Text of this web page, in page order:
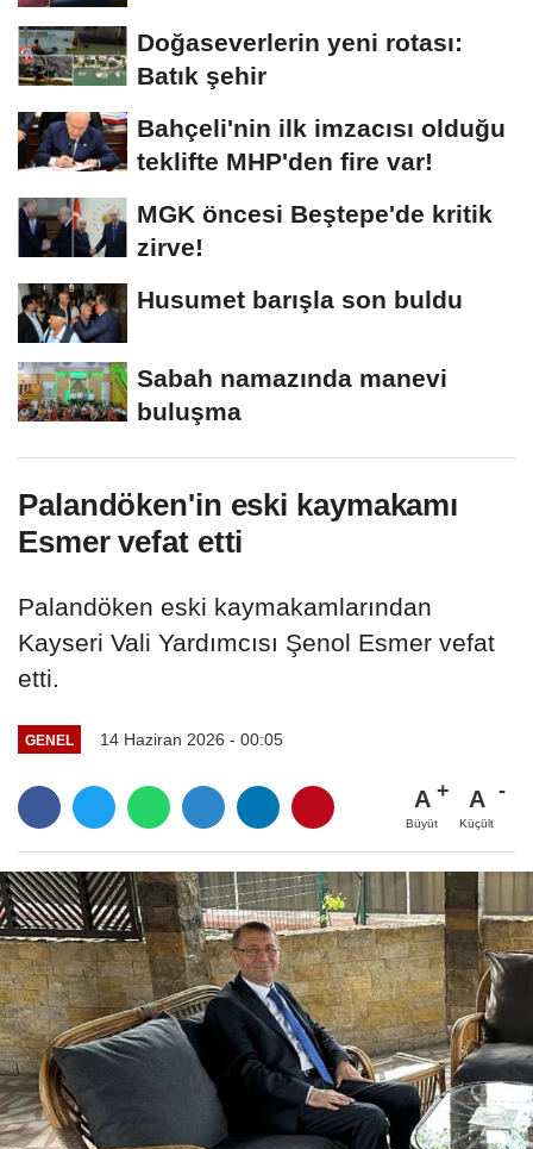
Doğaseverlerin yeni rotası:
Batık şehir
Bahçeli'nin ilk imzacısı olduğu
teklifte MHP'den fire var!
MGK öncesi Beştepe'de kritik
zirve!
Husumet barışla son buldu
Sabah namazında manevi
buluşma
Palandöken'in eski kaymakamı
Esmer vefat etti
Palandöken eski kaymakamlarından
Kayseri Vali Yardımcısı Şenol Esmer vefat
etti.
GENEL 14 Haziran 2026 - 00:05
A
Büyüt
A
Küçült